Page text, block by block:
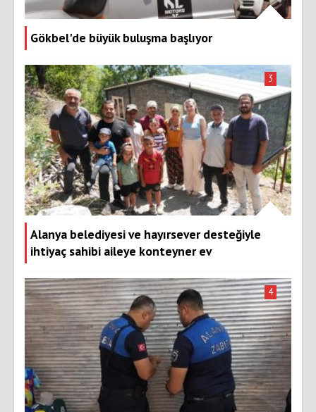
Gökbel'de büyük buluşma başlıyor
Alanya belediyesi ve hayırsever desteğiyle
ihtiyaç sahibi aileye konteyner ev
3
4